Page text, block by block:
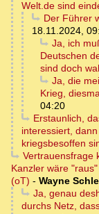
Welt.de sind
Der Führer
18.11.2024,
Ja, ich
Deutschen
sind doch
Ja, die
Krieg,
04:20
Erstaunlich,
interessiert,
kriegsbesoffen
Vertrauensfrage
Kanzler wäre
(oT) - Wayne
Ja, genau
durchs Netz,